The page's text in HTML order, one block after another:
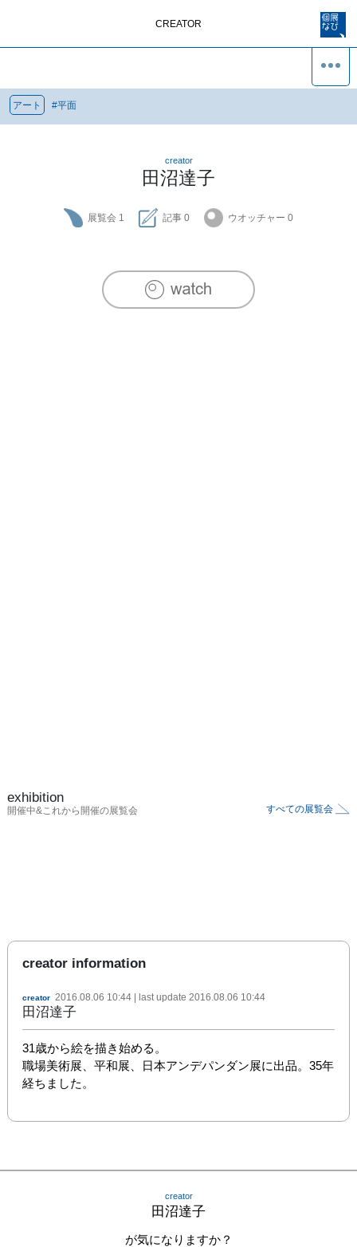
CREATOR
アート #平面
creator
田沼達子
展覧会 1 記事 0 ウオッチャー 0
exhibition
開催中&これから開催の展覧会 すべての展覧会
creator information
creator 2016.08.06 10:44 | last update 2016.08.06 10:44
田沼達子
31歳から絵を描き始める。
職場美術展、平和展、日本アンデパンダン展に出品。35年
経ちました。
creator
田沼達子
が気になりますか？